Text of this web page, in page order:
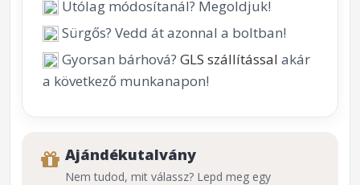
Utólag módosítanál? Megoldjuk!
Sürgős? Vedd át azonnal a boltban!
Gyorsan bárhová? GLS szállítással akár
a következő munkanapon!
Ajándékutalvány
Nem tudod, mit válassz? Lepd meg egy